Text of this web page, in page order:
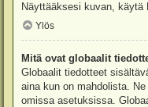
Näyttääksesi kuvan, käytä
Ylös
Mitä ovat globaalit
Globaalit tiedotteet
aina kun on mahdolista.
omissa asetuksissa.